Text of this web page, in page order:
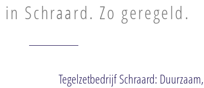
Schraard. Zo geregeld.
Tegelzetbedrijf Schraard: